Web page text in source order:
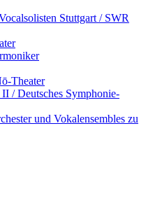
Stuttgart / SWR
Theater
/ Deutsches Symphonie-
und Vokalensembles zu